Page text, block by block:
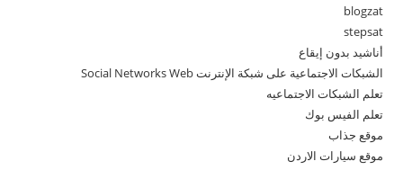
blogzat
stepsat
أناشيد بدون إيقاع
الشبكات الاجتماعية على شبكة الإنترنت Social Networks Web
تعلم الشبكات الاجتماعيه
تعلم الفيس بوك
موقع جذاب
موقع سيارات الاردن